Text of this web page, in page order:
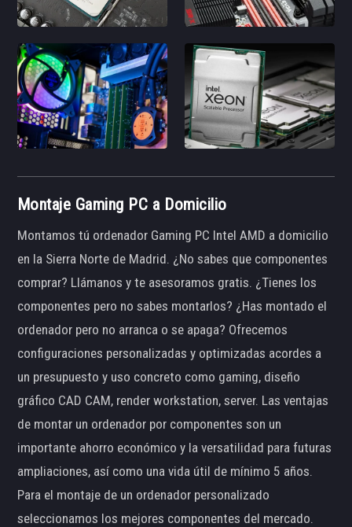
Montaje Gaming PC a Domicilio
Montamos tú ordenador Gaming PC Intel AMD a domicilio
en la Sierra Norte de Madrid. ¿No sabes que componentes
comprar? Llámanos y te asesoramos gratis. ¿Tienes los
componentes pero no sabes montarlos? ¿Has montado el
ordenador pero no arranca o se apaga? Ofrecemos
configuraciones personalizadas y optimizadas acordes a
un presupuesto y uso concreto como gaming, diseño
gráfico CAD CAM, render workstation, server. Las ventajas
de montar un ordenador por componentes son un
importante ahorro económico y la versatilidad para futuras
ampliaciones, así como una vida útil de mínimo 5 años.
Para el montaje de un ordenador personalizado
seleccionamos los mejores componentes del mercado.